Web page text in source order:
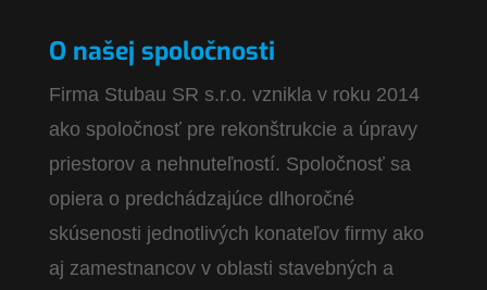
O našej spoločnosti
Firma Stubau SR s.r.o. vznikla v roku 2014
ako spoločnosť pre rekonštrukcie a úpravy
priestorov a nehnuteľností. Spoločnosť sa
opiera o predchádzajúce dlhoročné
skúsenosti jednotlivých konateľov firmy ako
aj zamestnancov v oblasti stavebných a